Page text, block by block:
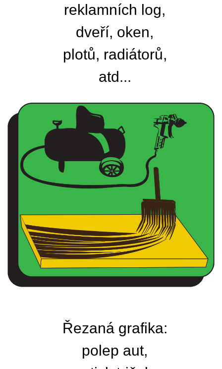
reklamních log,
dveří, oken,
plotů, radiátorů,
atd...
Řezaná grafika:
polep aut,